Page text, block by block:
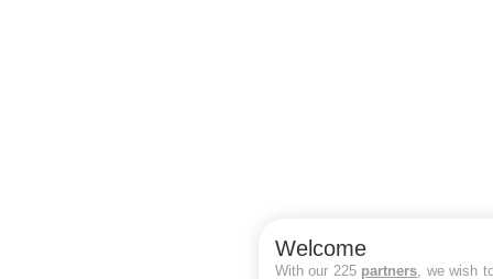
Welcome
With our 225 partners , we wish